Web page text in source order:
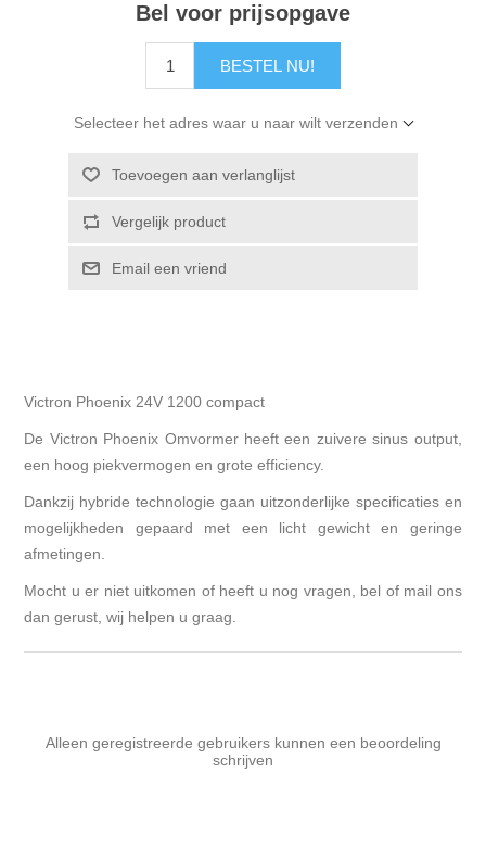
Bel voor prijsopgave
BESTEL NU!
Selecteer het adres waar u naar wilt verzenden
Toevoegen aan verlanglijst
Vergelijk product
Email een vriend
Victron Phoenix 24V 1200 compact
De Victron Phoenix Omvormer heeft een zuivere sinus output,
een hoog piekvermogen en grote efficiency.
Dankzij hybride technologie gaan uitzonderlijke specificaties en
mogelijkheden gepaard met een licht gewicht en geringe
afmetingen.
Mocht u er niet uitkomen of heeft u nog vragen, bel of mail ons
dan gerust, wij helpen u graag.
Alleen geregistreerde gebruikers kunnen een beoordeling
schrijven